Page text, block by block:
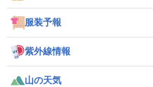
服装予報
紫外線情報
山の天気